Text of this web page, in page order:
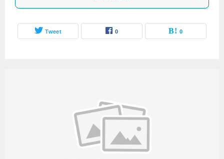
Tweet 0 0